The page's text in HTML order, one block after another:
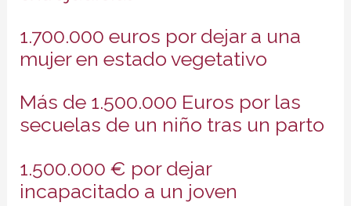
1.700.000 euros por dejar a una
mujer en estado vegetativo
Más de 1.500.000 Euros por las
secuelas de un niño tras un parto
1.500.000 € por dejar
incapacitado a un joven